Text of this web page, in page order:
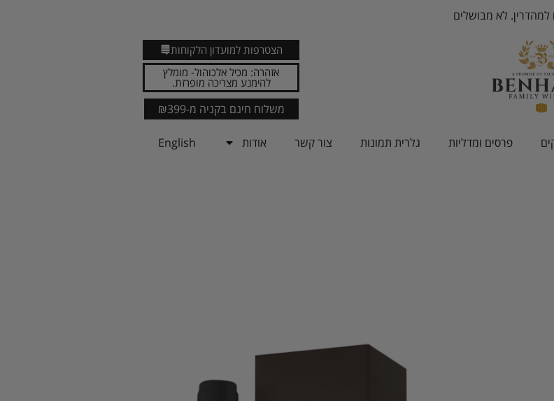
למהדרין. לא מבושלים
הצטרפות למועדון הלקוחות
אזהרה: מכיל אלכוהול- מומלץ
להימנע מצריכה מופרזת.
משלוח חינם בקניה מ-₪399
פרסים ומדליות גלרית תמונות צור קשר אודות English